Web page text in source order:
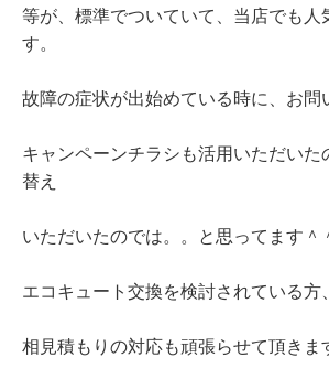
等が、標準でついていて、当店でも人
す。
故障の症状が出始めている時に、お問
キャンペーンチラシも活用いただいた
替え
いただいたのでは。。と思ってます＾
エコキュート交換を検討されている方、
相見積もりの対応も頑張らせて頂きま